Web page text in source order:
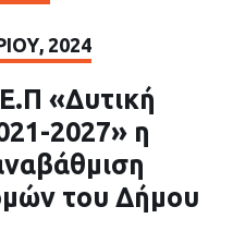
2024
«Δυτική
2027» η
του Δήμου